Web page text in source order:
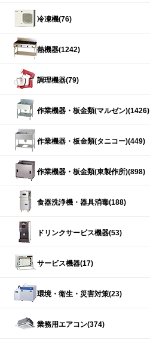
冷凍機(76)
熱機器(1242)
調理機器(79)
作業機器・板金類(マルゼン)(1426)
作業機器・板金類(タニコー)(449)
作業機器・板金類(東製作所)(898)
食器洗浄機・器具消毒(188)
ドリンクサービス機器(53)
サービス機器(17)
環境・衛生・災害対策(23)
業務用エアコン(374)